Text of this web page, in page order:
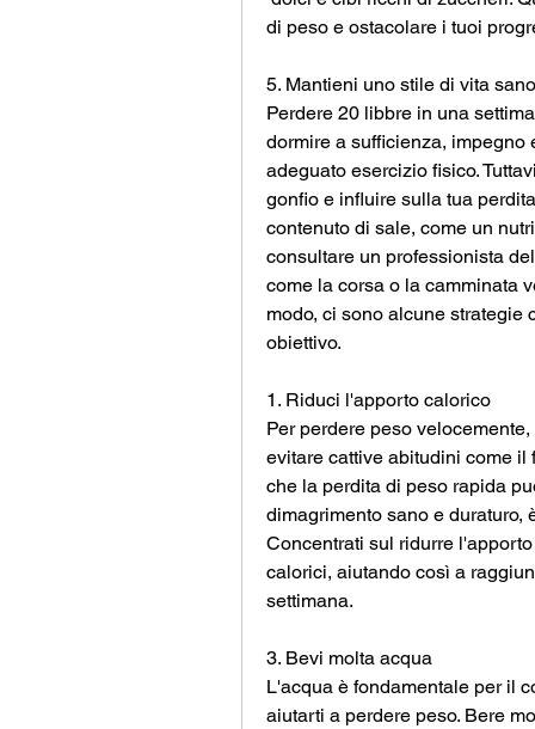
di peso e ostacolare i tuoi
5. Mantieni uno stile di vita sano
Perdere 20 libbre in una
dormire a sufficienza,
adeguato esercizio fisico.
gonfio e influire sulla tua
contenuto di sale, come un
consultare un professionista
come la corsa o la camminata
modo, ci sono alcune strategie
obiettivo.
1. Riduci l'apporto calorico
Per perdere peso
evitare cattive abitudini come
che la perdita di peso rapida
dimagrimento sano e duraturo,
Concentrati sul ridurre
calorici, aiutando così a
settimana.
3. Bevi molta acqua
L'acqua è fondamentale per il
aiutarti a perdere peso. Bere